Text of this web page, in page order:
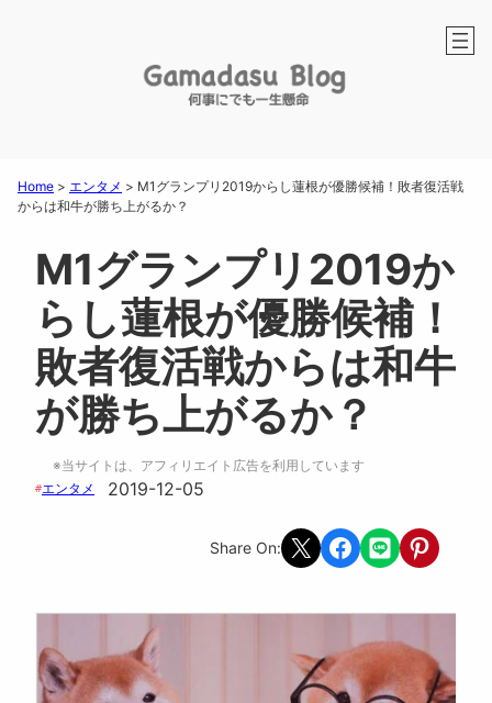
Home > エンタメ > M1グランプリ2019からし蓮根が優勝候補！敗者復活戦
からは和牛が勝ち上がるか？
M1グランプリ2019か
らし蓮根が優勝候補！
敗者復活戦からは和牛
が勝ち上がるか？
※当サイトは、アフィリエイト広告を利用しています
#エンタメ 2019-12-05
Share On: Share on X Share on Facebook
Share on LINEShare on